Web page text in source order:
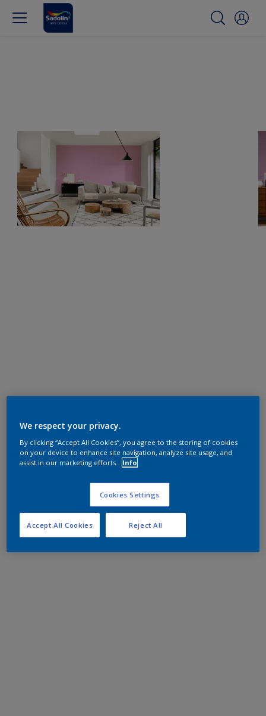
We respect your privacy.
By clicking “Accept All Cookies”, you agree to the storing of cookies
on your device to enhance site navigation, analyze site usage, and
assist in our marketing efforts.
Info
Cookies Settings
Reject All
Accept All Cookies